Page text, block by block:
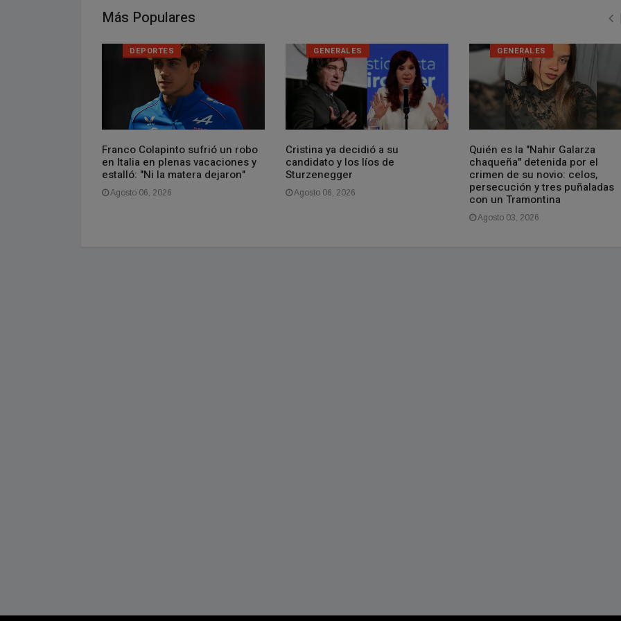
Más Populares
DEPORTES
Franco Colapinto sufrió un robo
en Italia en plenas vacaciones y
estalló: "Ni la matera dejaron"
Agosto 06, 2026
GENERALES
Cristina ya decidió a su
candidato y los líos de
Sturzenegger
Agosto 06, 2026
GENERALES
Quién es la "Nahir Galarza
chaqueña" detenida por el
crimen de su novio: celos,
persecución y tres puñaladas
con un Tramontina
Agosto 03, 2026